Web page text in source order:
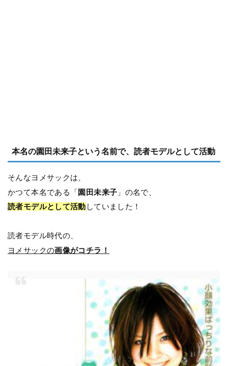
本名の園田未来子という名前で、読者モデルとして活動
そんなヨメサックは、
かつて本名である「園田未来子 」の名で、
読者モデルとして活動 していました！
読者モデル時代の、
ヨメサックの画像がコチラ！